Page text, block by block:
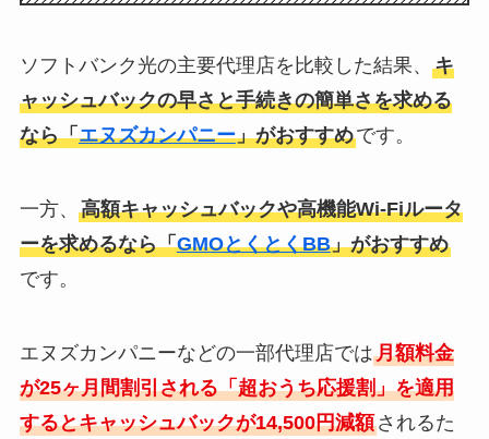
ソフトバンク光の主要代理店を比較した結果、 キ
ャッシュバックの早さと手続きの簡単さを求める
なら「エヌズカンパニー」がおすすめです。
一方、 高額キャッシュバックや高機能Wi-Fiルータ
ーを求めるなら「GMOとくとくBB」がおすすめ
です。
エヌズカンパニーなどの一部代理店では月額料金
が25ヶ月間割引される「超おうち応援割」を適用
するとキャッシュバックが14,500円減額されるた